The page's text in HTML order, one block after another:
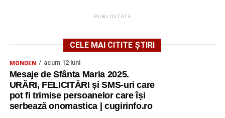
PUBLICITATE
CELE MAI CITITE ȘTIRI
MONDEN acum 12 luni
Mesaje de Sfânta Maria 2025.
URĂRI, FELICITĂRI și SMS-uri care
pot fi trimise persoanelor care își
serbează onomastica | cugirinfo.ro